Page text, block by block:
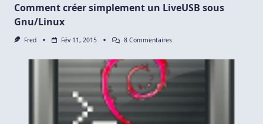
Comment créer simplement un LiveUSB sous
Gnu/Linux
Fred Fév 11, 2015 8 CommentairesSur
Un